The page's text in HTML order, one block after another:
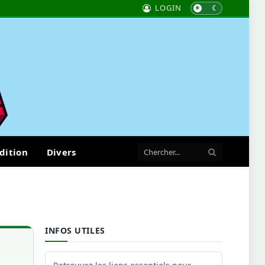
LOGIN
Divers
INFOS UTILES